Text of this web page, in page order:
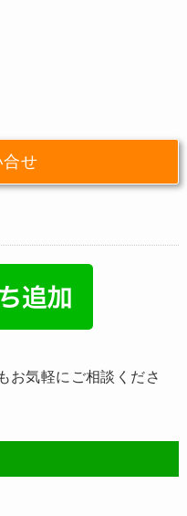
合せ
お気軽にご相談くださ